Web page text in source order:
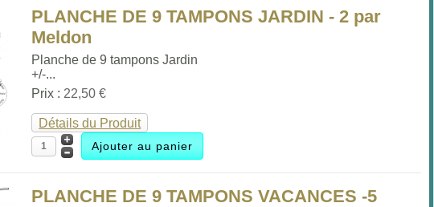
PLANCHE DE 9 TAMPONS JARDIN - 2 par
Meldon
Planche de 9 tampons Jardin
+/-...
Prix : 22,50 €
Détails du Produit
PLANCHE DE 9 TAMPONS VACANCES -5